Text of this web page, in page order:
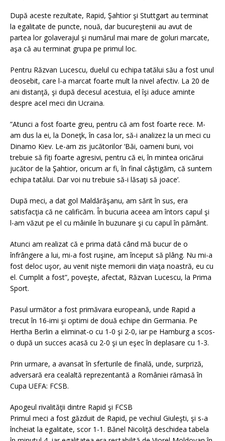
După aceste rezultate, Rapid, Şahtior şi Stuttgart au terminat
la egalitate de puncte, nouă, dar bucureştenii au avut de
partea lor golaverajul şi numărul mai mare de goluri marcate,
aşa că au terminat grupa pe primul loc.
Pentru Răzvan Lucescu, duelul cu echipa tatălui său a fost unul
deosebit, care l-a marcat foarte mult la nivel afectiv. La 20 de
ani distanţă, şi după decesul acestuia, el îşi aduce aminte
despre acel meci din Ucraina.
”Atunci a fost foarte greu, pentru că am fost foarte rece. M-
am dus la ei, la Doneţk, în casa lor, să-i analizez la un meci cu
Dinamo Kiev. Le-am zis jucătorilor ‘Băi, oameni buni, voi
trebuie să fiţi foarte agresivi, pentru că ei, în mintea oricărui
jucător de la Şahtior, oricum ar fi, în final câştigăm, că suntem
echipa tatălui. Dar voi nu trebuie să-i lăsaţi să joace’.
După meci, a dat gol Maldărăşanu, am sărit în sus, era
satisfacţia că ne calificăm. În bucuria aceea am întors capul şi
l-am văzut pe el cu mâinile în buzunare şi cu capul în pământ.
Atunci am realizat că e prima dată când mă bucur de o
înfrângere a lui, mi-a fost ruşine, am început să plâng. Nu mi-a
fost deloc uşor, au venit nişte memorii din viaţa noastră, eu cu
el. Cumplit a fost”, poveşte, afectat, Răzvan Lucescu, la Prima
Sport.
Pasul următor a fost primăvara europeană, unde Rapid a
trecut în 16-imi şi optimi de două echipe din Germania. Pe
Hertha Berlin a eliminat-o cu 1-0 şi 2-0, iar pe Hamburg a scos-
o după un succes acasă cu 2-0 şi un eşec în deplasare cu 1-3.
Prin urmare, a avansat în sferturile de finală, unde, surpriză,
adversară era cealaltă reprezentantă a României rămasă în
Cupa UEFA: FCSB.
Apogeul rivalităţii dintre Rapid şi FCSB
Primul meci a fost găzduit de Rapid, pe vechiul Giuleşti, şi s-a
încheiat la egalitate, scor 1-1. Bănel Nicoliţă deschidea tabela